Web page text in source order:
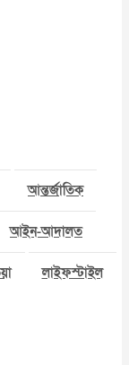
আন্তর্জাতিক
আইন-আদালত
লাইফস্টাইল